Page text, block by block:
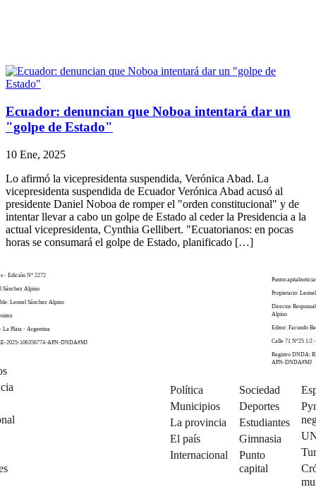
Ecuador: denuncian que Noboa intentará dar un
"golpe de Estado"
10 Ene, 2025
Lo afirmó la vicepresidenta suspendida, Verónica Abad. La
vicepresidenta suspendida de Ecuador Verónica Abad acusó al
presidente Daniel Noboa de romper el "orden constitucional" y de
intentar llevar a cabo un golpe de Estado al ceder la Presidencia a la
actual vicepresidenta, Cynthia Gellibert. "Ecuatorianos: en pocas
horas se consumará el golpe de Estado, planificado […]
- Edición N° 2272
Sánchez Alpino
Leonel Sánchez Alpino
La Plata - Argentina
2025-106356774-APN-DNDA#MJ
Propietario:
Director
Alpino
Editor: Facundo
Calle 71 N°25 1/2
Registro DNDA:
APN-DNDA#MJ
Política
Municipios
La provincia
El país
Internacional
Sociedad
Deportes
Estudiantes
Gimnasia
Punto
capital